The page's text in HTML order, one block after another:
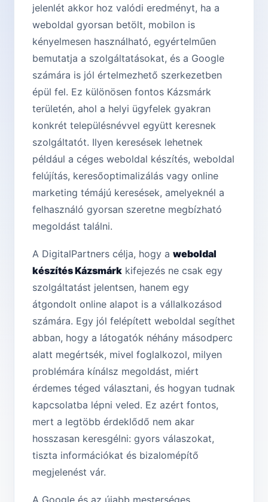
jelenlét akkor hoz valódi eredményt, ha a
weboldal gyorsan betölt, mobilon is
kényelmesen használható, egyértelműen
bemutatja a szolgáltatásokat, és a Google
számára is jól értelmezhető szerkezetben
épül fel. Ez különösen fontos Kázsmárk
területén, ahol a helyi ügyfelek gyakran
konkrét településnévvel együtt keresnek
szolgáltatót. Ilyen keresések lehetnek
például a céges weboldal készítés, weboldal
felújítás, keresőoptimalizálás vagy online
marketing témájú keresések, amelyeknél a
felhasználó gyorsan szeretne megbízható
megoldást találni.
A DigitalPartners célja, hogy a weboldal
készítés Kázsmárk kifejezés ne csak egy
szolgáltatást jelentsen, hanem egy
átgondolt online alapot is a vállalkozásod
számára. Egy jól felépített weboldal segíthet
abban, hogy a látogatók néhány másodperc
alatt megértsék, mivel foglalkozol, milyen
problémára kínálsz megoldást, miért
érdemes téged választani, és hogyan tudnak
kapcsolatba lépni veled. Ez azért fontos,
mert a legtöbb érdeklődő nem akar
hosszasan keresgélni: gyors válaszokat,
tiszta információkat és bizalomépítő
megjelenést vár.